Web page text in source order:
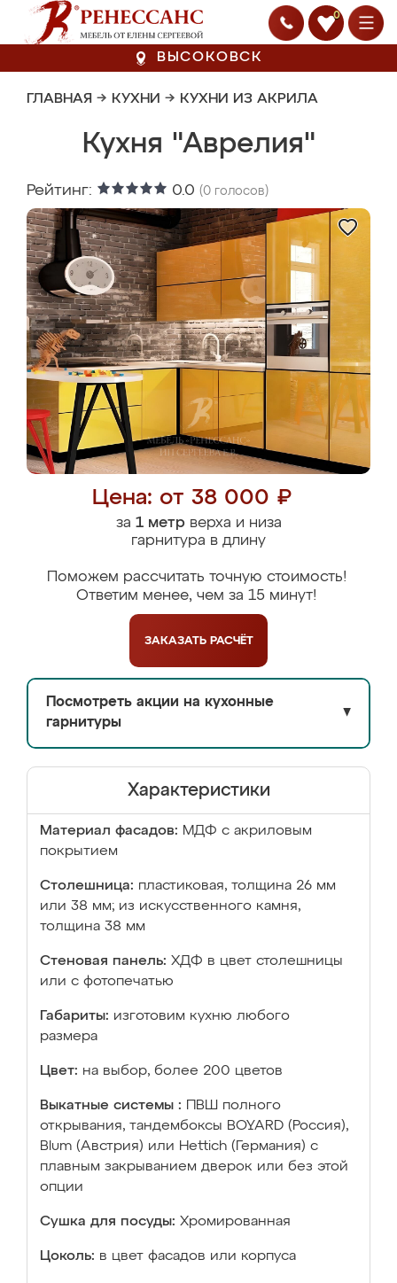
0
ВЫСОКОВСК
ГЛАВНАЯ → КУХНИ → КУХНИ ИЗ АКРИЛА
Кухня "Аврелия"
Рейтинг: 0.0 (0 голосов)
Цена: от 38 000 ₽
за 1 метрверха и низа
гарнитура в длину
Поможем рассчитать точную стоимость!
Ответим менее, чем за 15 минут!
ЗАКАЗАТЬ РАСЧЁТ
Посмотреть акции на кухонные
гарнитуры
▼
Характеристики
Материал фасадов: МДФ с акриловым
покрытием
Столешница: пластиковая, толщина 26 мм
или 38 мм; из искусственного камня,
толщина 38 мм
Стеновая панель: ХДФ в цвет столешницы
или с фотопечатью
Габариты: изготовим кухню любого
размера
Цвет: на выбор, более 200 цветов
Выкатные системы :
ПВШ полного
открывания, тандембоксы BOYARD (Россия),
Blum (Австрия) или Hettich (Германия) с
плавным закрыванием дверок или без этой
опции
Сушка для посуды: Хромированная
Цоколь: в цвет фасадов или корпуса